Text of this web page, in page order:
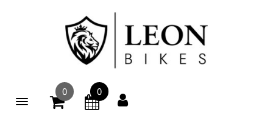
Toggle navigation
0 0